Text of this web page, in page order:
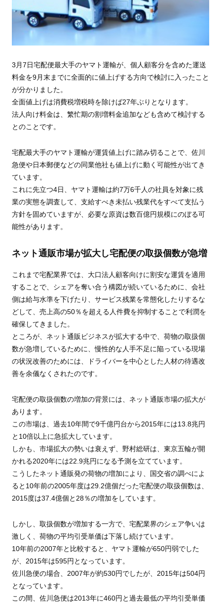
3月7日宅配便最大手のヤマト運輸が、個人顧客分を含めた運送
料金を9月末までに全面的に値上げする方向で検討に入ったこと
が分かりました。
全面値上げは消費税増税時を除けば27年ぶりとなります。
法人向け料金は、繁忙期の割増料金追加なども含めて検討する
とのことです。
宅配最大手のヤマト運輸が運賃値上げに踏み切ることで、佐川
急便や日本郵便などの同業他社も値上げに動く可能性が出てき
ています。
これに先立つ4日、ヤマト運輸は約7万6千人の社員を対象に残
業の実態を調査して、支給すべき未払い残業代をすべて支払う
方針を固めていますが、必要な原資は数百億円規模にのぼる可
能性があります。
ネット通販市場が拡大し宅配便の取扱個数が急増
これまで宅配業界では、大口法人顧客向けに割安な運賃を適用
することで、シェアを奪い合う構図が続いているために、会社
側は給与水準を下げたり、サービス残業を常態化したりするな
どして、売上高の50％を超える人件費を抑制することで利潤を
確保してきました。
ところが、ネット通販ビジネスが拡大する中で、荷物の取扱個
数が急増しているために、慢性的な人手不足に陥っている現場
の状況改善のためには、ドライバーを中心とした人材の待遇改
善を余儀なくされたのです。
宅配便の取扱個数の増加の背景には、ネット通販市場の拡大が
あります。
この市場は、過去10年間で9千億円台から2015年には13.8兆円
と10倍以上に急拡大しています。
しかも、市場拡大の勢いは衰えず、野村総研は、東京五輪が開
かれる2020年には22.9兆円になる予測を立てています。
こうしたネット通販発の荷物の増加により、国交省の調べによ
ると10年前の2005年度は29.2億個だった宅配便の取扱個数は、
2015度は37.4億個と28％の増加をしています。
しかし、取扱個数が増加する一方で、宅配業界のシェア争いは
激しく、荷物の平均引受単価は下落し続けています。
10年前の2007年と比較すると、ヤマト運輸が650円弱でした
が、2015年は595円となっています。
佐川急便の場合、2007年が約530円でしたが、2015年は504円
となっています。
この間、佐川急便は2013年に460円と過去最低の平均引受単価